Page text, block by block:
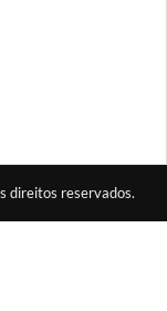
direitos reservados.